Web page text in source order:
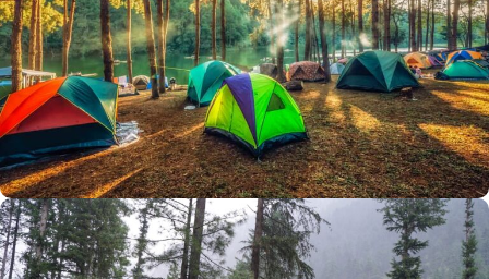
Büyük Yaz İndirimi